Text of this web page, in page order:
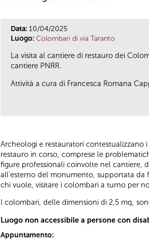
Data: 10/04/2025
Luogo: Colombari di via Taranto
La visita al cantiere di restauro dei
cantiere PNRR.
Attività a cura di Francesca Romana
Archeologi e restauratori
restauro in corso, comprese le
figure professionali coinvolte nel cantiere,
all’esterno del monumento, supportata da
chi vuole, visitare i colombari a turno per
I colombari, delle dimensioni di 2,5 mq,
Luogo non accessibile a persone con
Appuntamento: